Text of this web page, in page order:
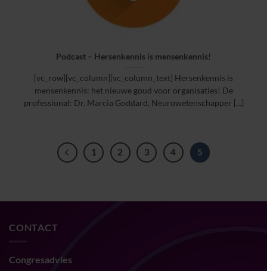
Podcast – Hersenkennis is mensenkennis!
[vc_row][vc_column][vc_column_text] Hersenkennis is
mensenkennis: het nieuwe goud voor organisaties! De
professional: Dr. Marcia Goddard, Neurowetenschapper [...]
1 2 3 4 5
CONTACT
Congresadvies